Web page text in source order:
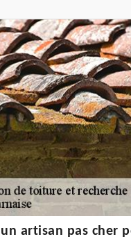
artisan pas cher